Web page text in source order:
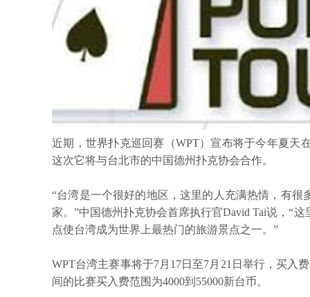
近期，世界扑克巡回赛（WPT）宣布将于今年夏天
这次它将与台北市的中国德州扑克协会合作。
“台湾是一个很好的地区，这里的人充满热情，有
家。”中国德州扑克协会首席执行官David Tai说，“
点使台湾成为世界上最热门的旅游景点之一。”
WPT台湾主赛事将于7月17日至7月21日举行，买入
间的比赛买入费范围为4000到55000新台币。